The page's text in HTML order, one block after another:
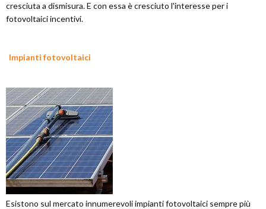
cresciuta a dismisura. E con essa è cresciuto l'interesse per i
fotovoltaici incentivi.
Impianti fotovoltaici
Esistono sul mercato innumerevoli impianti fotovoltaici sempre più